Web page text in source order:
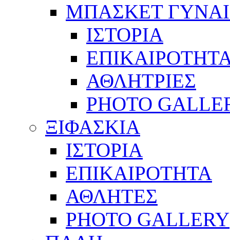
ΜΠΑΣΚΕΤ
ΙΣΤΟΡΙΑ
ΑΘΛΗΤΡΙΕΣ
PHOTO
ΞΙΦΑΣΚΙΑ
ΙΣΤΟΡΙΑ
ΕΠΙΚΑΙΡΟΤΗΤΑ
ΑΘΛΗΤΕΣ
PHOTO GALLERY